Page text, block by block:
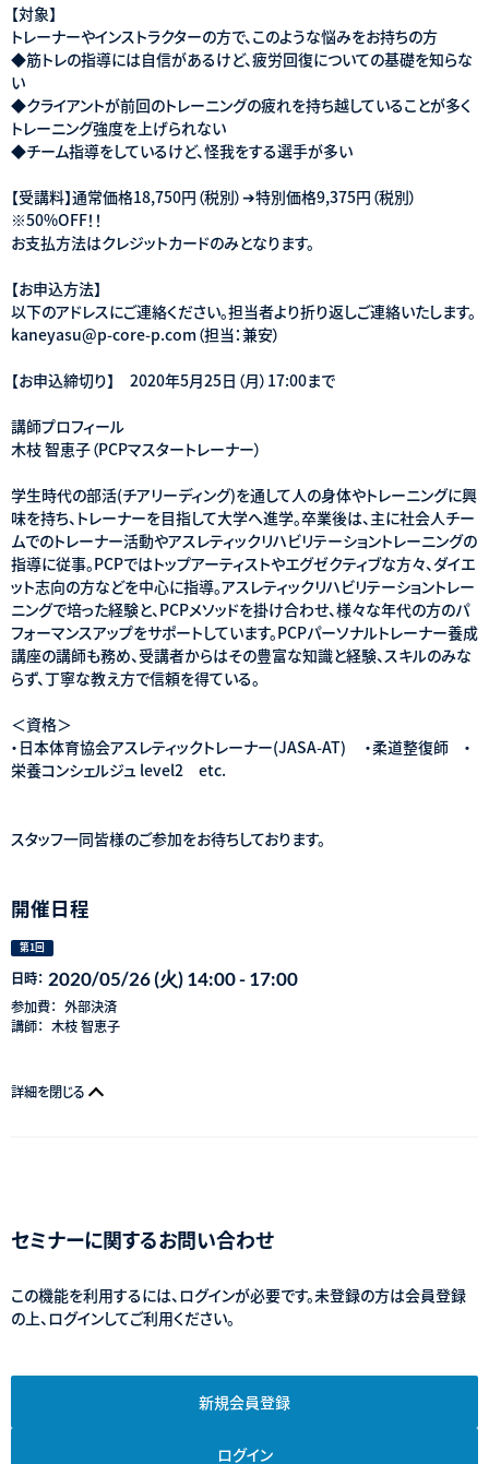
【対象】
トレーナーやインストラクターの方で、このような悩みをお持ちの方
◆筋トレの指導には自信があるけど、疲労回復についての基礎を知らな
い
◆クライアントが前回のトレーニングの疲れを持ち越していることが多く
トレーニング強度を上げられない
◆チーム指導をしているけど、怪我をする選手が多い
【受講料】通常価格18,750円（税別）➔特別価格9,375円（税別）
※50%OFF！！
お支払方法はクレジットカードのみとなります。
【お申込方法】
以下のアドレスにご連絡ください。担当者より折り返しご連絡いたします。
kaneyasu@p-core-p.com（担当：兼安）
【お申込締切り】 2020年5月25日（月）17:00まで
講師プロフィール
木枝 智恵子（PCPマスタートレーナー）
学生時代の部活(チアリーディング)を通して人の身体やトレーニングに興
味を持ち、トレーナーを目指して大学へ進学。卒業後は、主に社会人チー
ムでのトレーナー活動やアスレティックリハビリテーショントレーニングの
指導に従事。PCPではトップアーティストやエグゼクティブな方々、ダイエ
ット志向の方などを中心に指導。アスレティックリハビリテーショントレー
ニングで培った経験と、PCPメソッドを掛け合わせ、様々な年代の方のパ
フォーマンスアップをサポートしています。PCPパーソナルトレーナー養成
講座の講師も務め、受講者からはその豊富な知識と経験、スキルのみな
らず、丁寧な教え方で信頼を得ている。
＜資格＞
・日本体育協会アスレティックトレーナー(JASA-AT) ・柔道整復師 ・
栄養コンシェルジュ level2 etc.
スタッフ一同皆様のご参加をお待ちしております。
開催日程
第1回
日時： 2020/05/26 (火) 14:00 - 17:00
参加費： 外部決済
講師： 木枝 智恵子
詳細を閉じる
セミナーに関するお問い合わせ
この機能を利用するには、ログインが必要です。未登録の方は会員登録
の上、ログインしてご利用ください。
新規会員登録
ログイン